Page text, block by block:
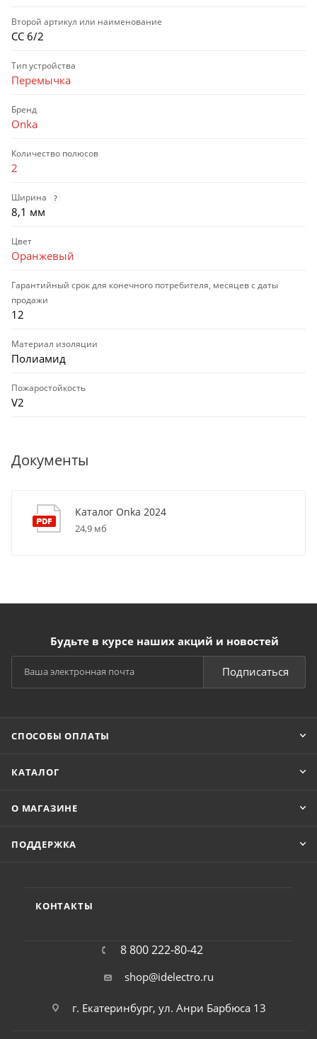
Второй артикул или наименование
CC 6/2
Тип устройства
Перемычка
Бренд
Onka
Количество полюсов
2
Ширина ?
8,1 мм
Цвет
Оранжевый
Гарантийный срок для конечного потребителя, месяцев с даты
продажи
12
Материал изоляции
Полиамид
Пожаростойкость
V2
Документы
Каталог Onka 2024
24,9 мб
Будьте в курсе наших акций и новостей
Подписаться
СПОСОБЫ ОПЛАТЫ
КАТАЛОГ
О МАГАЗИНЕ
ПОДДЕРЖКА
КОНТАКТЫ
8 800 222-80-42
shop@idelectro.ru
г. Екатеринбург, ул. Анри Барбюса 13